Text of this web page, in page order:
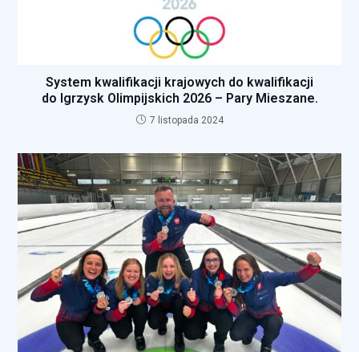
System kwalifikacji krajowych do kwalifikacji
do Igrzysk Olimpijskich 2026 – Pary Mieszane.
7 listopada 2024